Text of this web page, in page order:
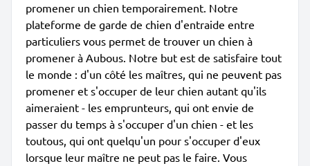
promener un chien temporairement. Notre
plateforme de garde de chien d'entraide entre
particuliers vous permet de trouver un chien à
promener à Aubous. Notre but est de satisfaire tout
le monde : d'un côté les maîtres, qui ne peuvent pas
promener et s'occuper de leur chien autant qu'ils
aimeraient - les emprunteurs, qui ont envie de
passer du temps à s'occuper d'un chien - et les
toutous, qui ont quelqu'un pour s'occuper d'eux
lorsque leur maître ne peut pas le faire. Vous